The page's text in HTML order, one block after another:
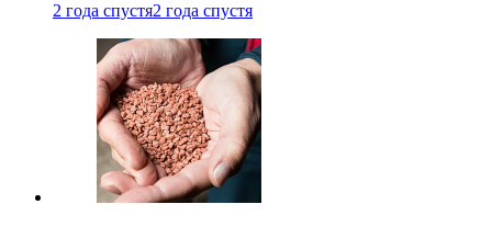
2 года спустя2 года спустя